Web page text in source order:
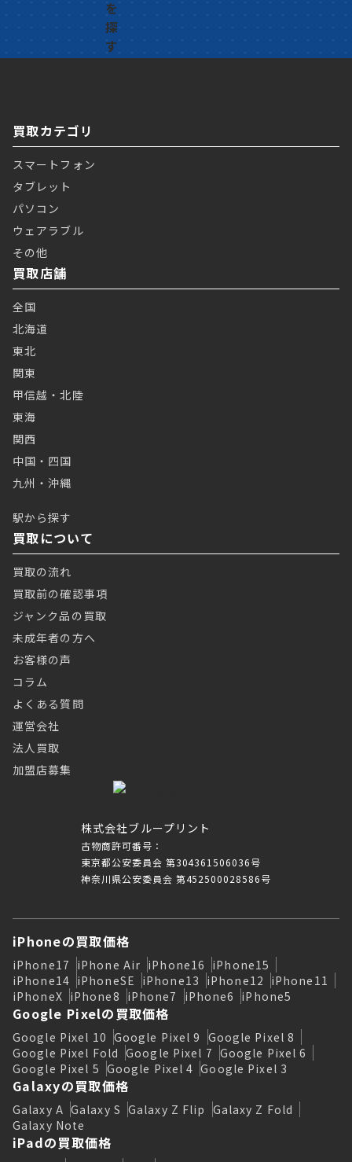
株式会社ブループリント
古物商許可番号：
東京都公安委員会 第304361506036号
神奈川県公安委員会 第452500028586号
買取カテゴリ
スマートフォン
タブレット
パソコン
ウェアラブル
その他
買取店舗
全国
北海道
東北
関東
甲信越・北陸
東海
関西
中国・四国
九州・沖縄
駅から探す
買取について
買取の流れ
買取前の確認事項
ジャンク品の買取
未成年者の方へ
お客様の声
コラム
よくある質問
運営会社
法人買取
加盟店募集
iPhoneの買取価格
iPhone17 iPhone Air iPhone16 iPhone15
iPhone14 iPhoneSE iPhone13 iPhone12 iPhone11
iPhoneX iPhone8 iPhone7 iPhone6 iPhone5
Google Pixelの買取価格
Google Pixel 10 Google Pixel 9 Google Pixel 8
Google Pixel Fold Google Pixel 7 Google Pixel 6
Google Pixel 5 Google Pixel 4 Google Pixel 3
Galaxyの買取価格
Galaxy A Galaxy S Galaxy Z Flip Galaxy Z Fold
Galaxy Note
iPadの買取価格